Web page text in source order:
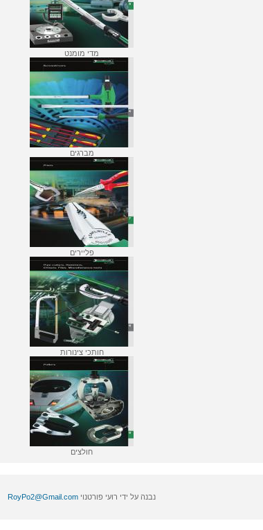
מדי מומנט
מברגים
פליירים
חותכי צינורות
חולצים
נבנה על ידי רועי פורטנוי RoyPo2@Gmail.com